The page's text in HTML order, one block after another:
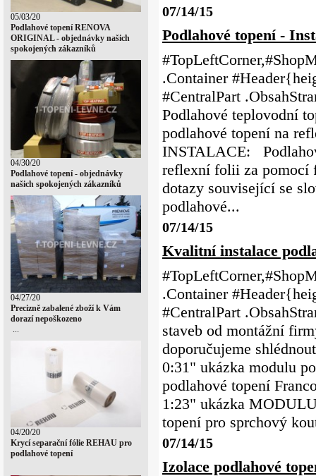
05/03/20
Podlahové topení RENOVA
ORIGINAL - objednávky našich
spokojených zákazníků
04/30/20
Podlahové topení - objednávky
našich spokojených zákazníků
04/27/20
Precizně zabalené zboží k Vám
dorazí nepoškozeno
...
04/20/20
Krycí separační fólie REHAU pro
podlahové topení
07/14/15
Podlahové topení -
.Container
#CentralPart
Podlahové teplovodní
podlahové topení na
INSTALACE:
reflexní folii za
dotazy související se
podlahové...
07/14/15
Kvalitní instalace
.Container
#CentralPart
staveb od montážní
doporučujeme
0:31" ukázka modulu
podlahové topení
1:23" ukázka
topení pro sprchový
07/14/15
Izolace podlahové